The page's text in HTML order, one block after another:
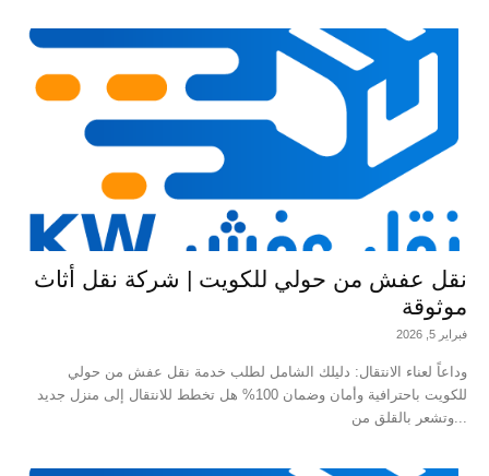
نقل عفش من حولي للكويت | شركة نقل أثاث
موثوقة
فبراير 5, 2026
وداعاً لعناء الانتقال: دليلك الشامل لطلب خدمة نقل عفش من حولي
للكويت باحترافية وأمان وضمان 100% هل تخطط للانتقال إلى منزل جديد
وتشعر بالقلق من...